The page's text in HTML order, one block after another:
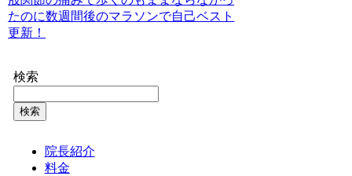
たのに数週間後のマラソンで自己ベスト
更新！
検索
検索
院長紹介
料金